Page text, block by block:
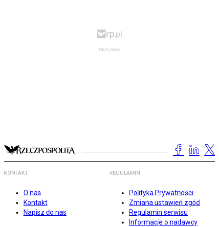
KONTAKT
O nas
Kontakt
Napisz do nas
REGULAMIN
Polityka Prywatności
Zmiana ustawień zgód
Regulamin serwisu
Informacje o nadawcy